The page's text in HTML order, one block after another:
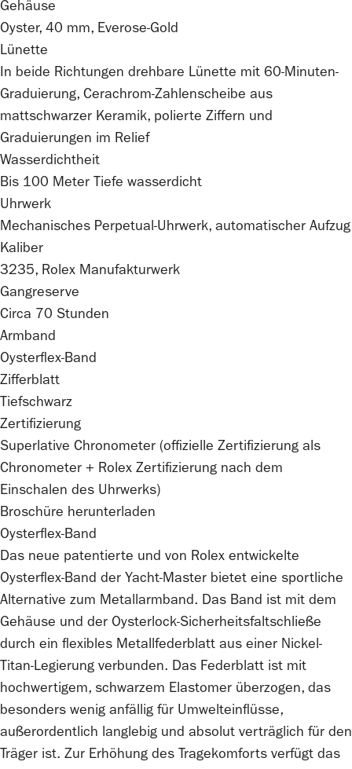
Gehäuse
Oyster, 40 mm, Everose-Gold
Lünette
In beide Richtungen drehbare Lünette mit 60-Minuten-
Graduierung, Cerachrom-Zahlenscheibe aus
mattschwarzer Keramik, polierte Ziffern und
Graduierungen im Relief
Wasserdichtheit
Bis 100 Meter Tiefe wasserdicht
Uhrwerk
Mechanisches Perpetual-Uhrwerk, automatischer Aufzug
Kaliber
3235, Rolex Manufakturwerk
Gangreserve
Circa 70 Stunden
Armband
Oysterflex-Band
Zifferblatt
Tiefschwarz
Zertifizierung
Superlative Chronometer (offizielle Zertifizierung als
Chronometer + Rolex Zertifizierung nach dem
Einschalen des Uhrwerks)
Broschüre herunterladen
Oysterflex-Band
Das neue patentierte und von Rolex entwickelte
Oysterflex-Band der Yacht‑Master bietet eine sportliche
Alternative zum Metallarmband. Das Band ist mit dem
Gehäuse und der Oysterlock-Sicherheits­faltschließe
durch ein flexibles Metall­federblatt aus einer Nickel-
Titan-Legierung verbunden. Das Federblatt ist mit
hochwertigem, schwarzem Elastomer überzogen, das
besonders wenig anfällig für Umwelt­einflüsse,
außerordentlich langlebig und absolut verträglich für den
Träger ist. Zur Erhöhung des Tragekomforts verfügt das